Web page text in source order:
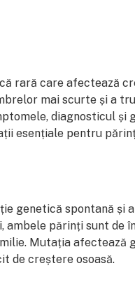
rară care afectează
mai scurte și a
diagnosticul și
esențiale pentru
genetică spontană și
ambele părinți sunt de
Mutația afectează
de creștere osoasă.